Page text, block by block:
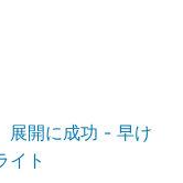
展開に成功 - 早け
イト